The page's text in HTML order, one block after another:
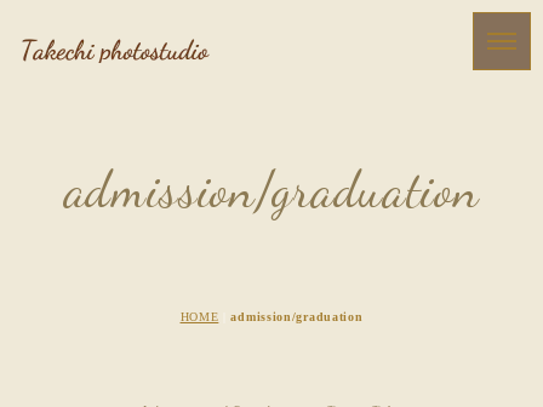
admission/graduation
HOME |admission/graduation